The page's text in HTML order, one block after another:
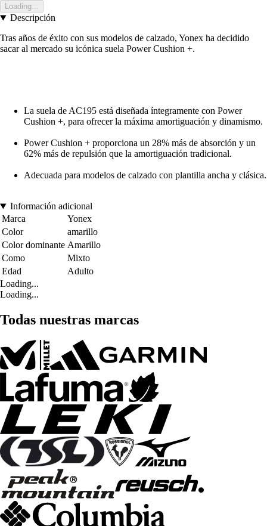
Loading...
Descripción
Tras años de éxito con sus modelos de calzado, Yonex ha decidido
sacar al mercado su icónica suela Power Cushion +.
La suela de AC195 está diseñada íntegramente con Power
Cushion +, para ofrecer la máxima amortiguación y dinamismo.
Power Cushion + proporciona un 28% más de absorción y un
62% más de repulsión que la amortiguación tradicional.
Adecuada para modelos de calzado con plantilla ancha y clásica.
Información adicional
Marca
Yonex
Color
amarillo
Color dominante Amarillo
Como
Mixto
Edad
Adulto
Loading...
Loading...
Todas nuestras marcas